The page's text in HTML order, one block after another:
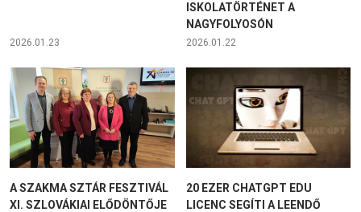
2026.01.23
ISKOLATÖRTÉNET A
NAGYFOLYOSÓN
2026.01.22
A SZAKMA SZTÁR FESZTIVÁL
XI. SZLOVÁKIAI ELŐDÖNTŐJE
20 EZER CHATGPT EDU
LICENC SEGÍTI A LEENDŐ